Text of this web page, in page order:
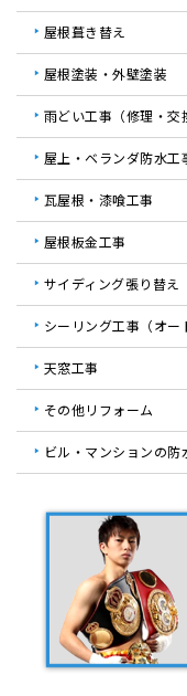
屋根葺き替え
屋根塗装・外壁塗装
雨どい工事（修理・交
屋上・ベランダ防水工
瓦屋根・漆喰工事
屋根板金工事
サイディング張り替え
シーリング工事（オー
天窓工事
その他リフォーム
ビル・マンションの防